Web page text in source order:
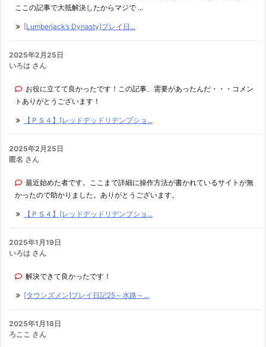
ここの記事で大抵解決したからマジで ...
[Lumberjack’s Dynasty]プレイ日...
2025年2月25日
いろは さん
お役に立てて良かったです！この記事、需要があったんだ・・・コメン
トありがとうございます！
【ＰＳ４】[レッドデッドリデンプショ...
2025年2月25日
匿名 さん
最近始めた者です。ここまで詳細に操作方法が書かれているサイトが無
かったので助かりました。ありがとうございます。
【ＰＳ４】[レッドデッドリデンプショ...
2025年1月19日
いろは さん
解決できて良かったです！
[タウンズメン]プレイ日記25～水路～...
2025年1月18日
ろここ さん